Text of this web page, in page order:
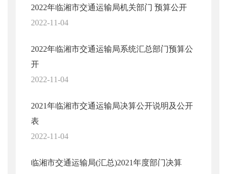
2022年临湘市交通运输局机关部门 预算公开
2022-11-04
2022年临湘市交通运输局系统汇总部门预算公
开
2022-11-04
2021年临湘市交通运输局决算公开说明及公开
表
2022-11-04
临湘市交通运输局(汇总)2021年度部门决算